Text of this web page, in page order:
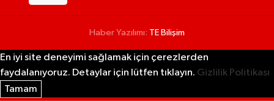
Haber Yazılımı: TE Bilişim
En iyi site deneyimi sağlamak için çerezlerden
faydalanıyoruz. Detaylar için lütfen tıklayın. Gizlilik Politikası
Tamam